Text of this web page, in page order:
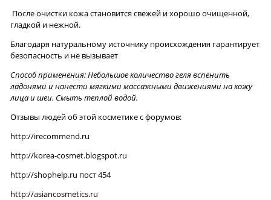
После очистки кожа становится свежей и хорошо очищенной,
гладкой и нежной.
Благодаря натуральному источнику происхождения гарантирует
безопасность и не вызывает
Способ применения:Небольшое количество геля вспенить
ладонями и нанести мягкими массажными движениями на кожу
лица и шеи. Смыть теплой водой.
Отзывы людей об этой косметике с форумов:
http://irecommend.ru
http://korea-cosmet.blogspot.ru
http://shophelp.ru пост 454
http://asiancosmetics.ru